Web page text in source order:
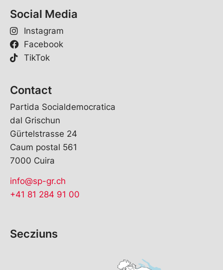
Social Media
Instagram
Facebook
TikTok
Contact
Partida Socialdemocratica
dal Grischun
Gürtelstrasse 24
Caum postal 561
7000 Cuira
info@sp-gr.ch
+41 81 284 91 00
Secziuns